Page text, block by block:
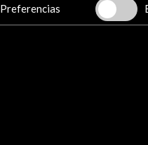
Preferencias